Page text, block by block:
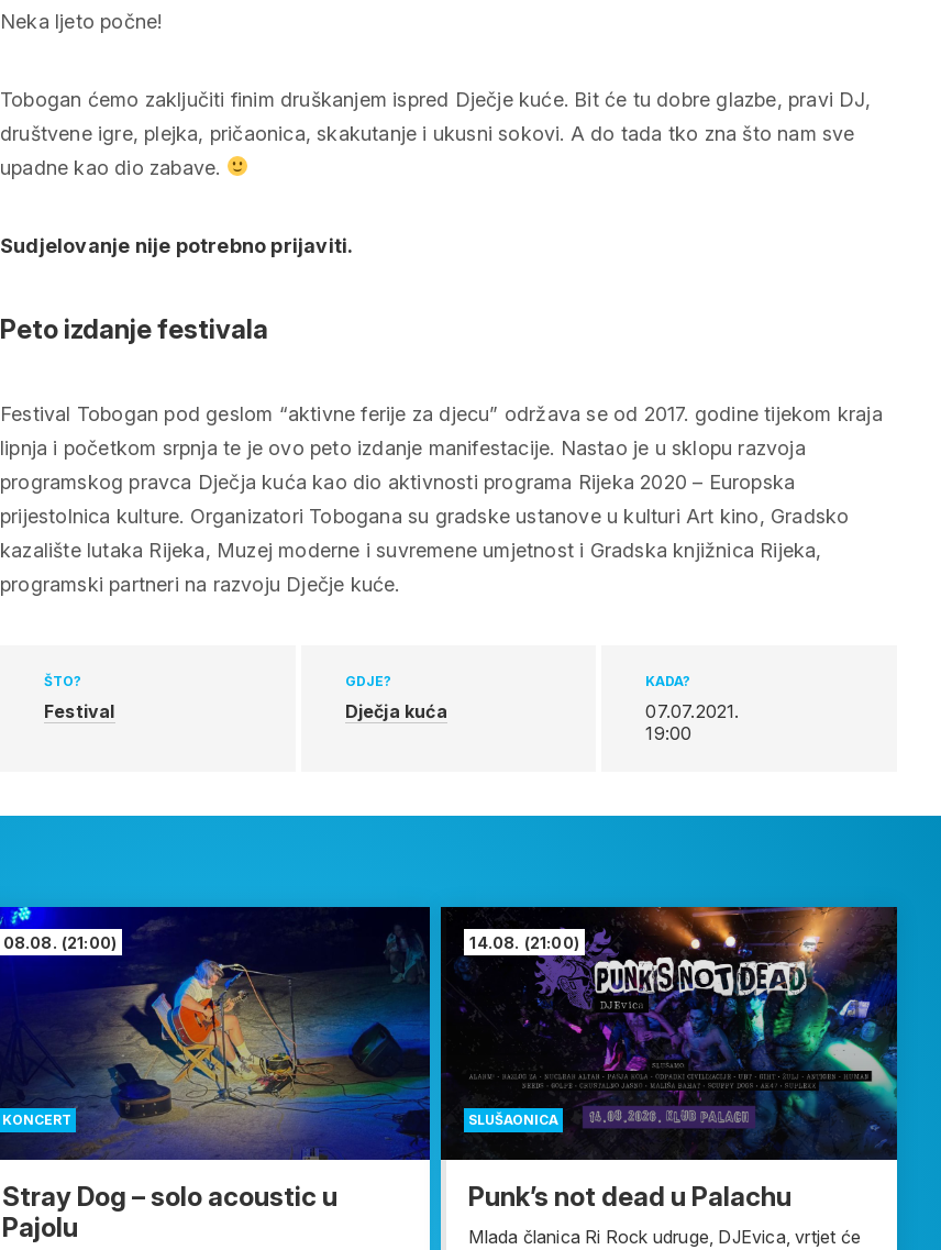
Neka ljeto počne!
Tobogan ćemo zaključiti finim druškanjem ispred Dječje kuće. Bit će tu dobre glazbe, pravi DJ,
društvene igre, plejka, pričaonica, skakutanje i ukusni sokovi. A do tada tko zna što nam sve
upadne kao dio zabave.
Sudjelovanje nije potrebno prijaviti.
Peto izdanje festivala
Festival Tobogan pod geslom “aktivne ferije za djecu” održava se od 2017. godine tijekom kraja
lipnja i početkom srpnja te je ovo peto izdanje manifestacije. Nastao je u sklopu razvoja
programskog pravca Dječja kuća kao dio aktivnosti programa Rijeka 2020 – Europska
prijestolnica kulture. Organizatori Tobogana su gradske ustanove u kulturi Art kino, Gradsko
kazalište lutaka Rijeka, Muzej moderne i suvremene umjetnost i Gradska knjižnica Rijeka,
programski partneri na razvoju Dječje kuće.
ŠTO?
Festival
GDJE?
Dječja kuća
KADA?
07.07.2021.
19:00
KONCERT
08.08. (21:00)
Stray Dog – solo acoustic u
Pajolu
SLUŠAONICA
14.08. (21:00)
Punk’s not dead u Palachu
Mlada članica Ri Rock udruge, DJEvica, vrtjet će